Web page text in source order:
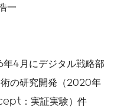
一
4月にデジタル戦略部
の研究開発（2020年
：実証実験）件